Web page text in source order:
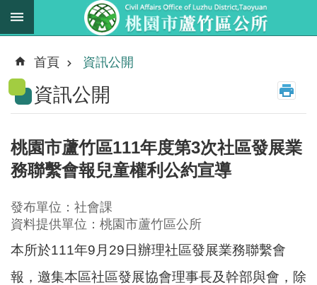
跳到主要內容區塊
新
消
息
務
職
掌
法
規
資
料
首頁 資訊公開
資訊公開
桃園市蘆竹區111年度第3次社區發展業
務聯繫會報兒童權利公約宣導
發布單位：社會課
資料提供單位：桃園市蘆竹區公所
本所於111年9月29日辦理社區發展業務聯繫會
報，邀集本區社區發展協會理事長及幹部與會，除